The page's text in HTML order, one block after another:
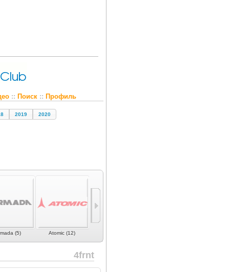
:: Поиск:: Профиль
2019 2020
(5) Atomic (12)
4frnt